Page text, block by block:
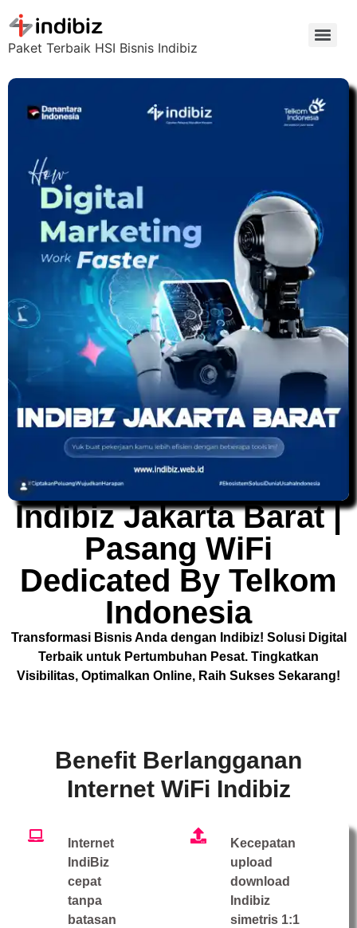
Paket Terbaik HSI Bisnis Indibiz
Indibiz Jakarta Barat |
Pasang WiFi
Dedicated By Telkom
Indonesia
Transformasi Bisnis Anda dengan Indibiz! Solusi Digital
Terbaik untuk Pertumbuhan Pesat. Tingkatkan
Visibilitas, Optimalkan Online, Raih Sukses Sekarang!
Benefit Berlangganan
Internet WiFi Indibiz
Internet
IndiBiz
cepat
tanpa
batasan
Kecepatan
upload
download
Indibiz
simetris 1:1